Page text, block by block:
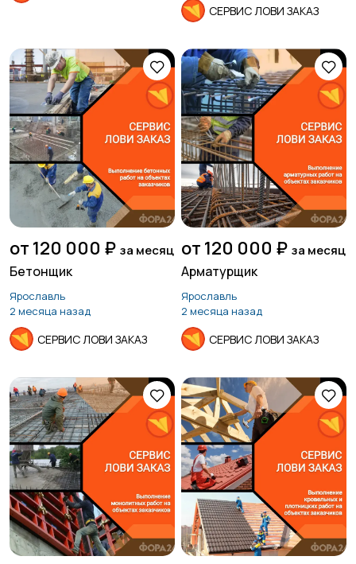
Медицина
Начало карьеры Образование и наука
Офисный персонал
Перевозки, склад,
закупки
Продажи Производство
Работа вахтой
Рестораны и
общепит
Резюме Сельское хозяйство
СЕРВИС ЛОВИ ЗАКАЗ
от 120 000 ₽ за месяц
Бетонщик
Ярославль
2 месяца назад
СЕРВИС ЛОВИ ЗАКАЗ
от 120 000 ₽ за месяц
Арматурщик
Ярославль
2 месяца назад
СЕРВИС ЛОВИ ЗАКАЗ